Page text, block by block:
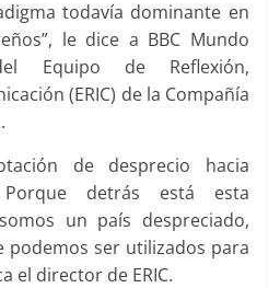
todavía dominante en
le dice a BBC Mundo
Equipo de Reflexión,
(ERIC) de la Compañía
de desprecio hacia
detrás está esta
un país despreciado,
podemos ser utilizados para
el director de ERIC.